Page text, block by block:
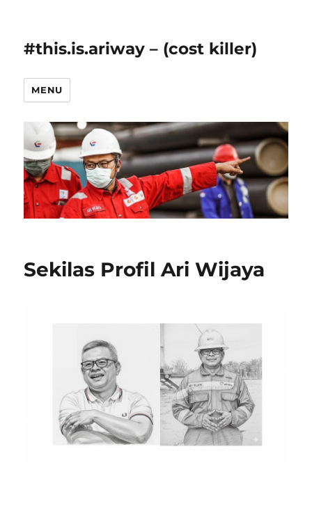
#this.is.ariway – (cost killer)
MENU
Sekilas Profil Ari Wijaya